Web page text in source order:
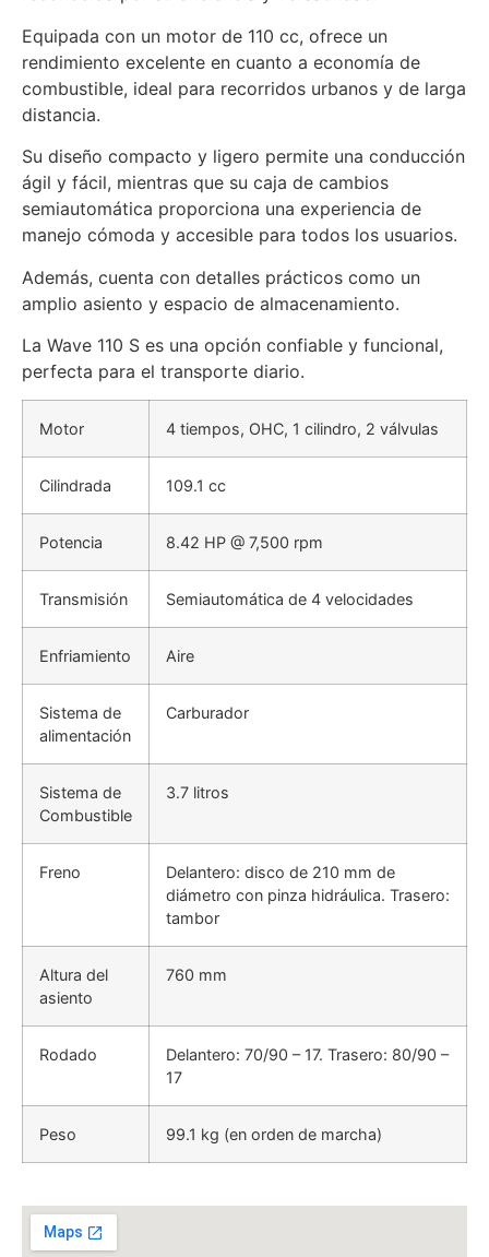
Equipada con un motor de 110 cc, ofrece un
rendimiento excelente en cuanto a economía de
combustible, ideal para recorridos urbanos y de larga
distancia.
Su diseño compacto y ligero permite una conducción
ágil y fácil, mientras que su caja de cambios
semiautomática proporciona una experiencia de
manejo cómoda y accesible para todos los usuarios.
Además, cuenta con detalles prácticos como un
amplio asiento y espacio de almacenamiento.
La Wave 110 S es una opción confiable y funcional,
perfecta para el transporte diario.
Motor 4 tiempos, OHC, 1 cilindro, 2 válvulas
Cilindrada 109.1 cc
Potencia 8.42 HP @ 7,500 rpm
Transmisión Semiautomática de 4 velocidades
Enfriamiento Aire
Sistema de
alimentación
Carburador
Sistema de
Combustible
3.7 litros
Freno
Delantero: disco de 210 mm de
diámetro con pinza hidráulica. Trasero:
tambor
Altura del
asiento
760 mm
Rodado
Delantero: 70/90 – 17. Trasero: 80/90 –
17
Peso 99.1 kg (en orden de marcha)